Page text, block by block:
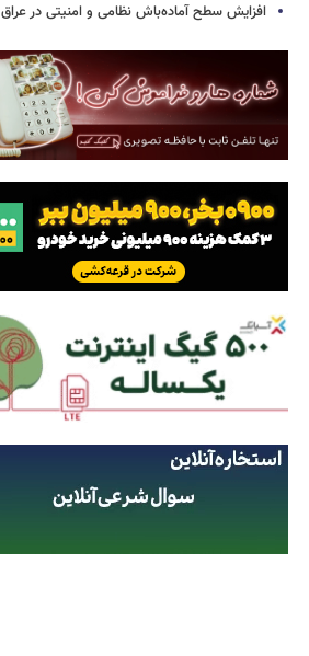
افزایش سطح آماده‌باش نظامی و امنیتی در عراق